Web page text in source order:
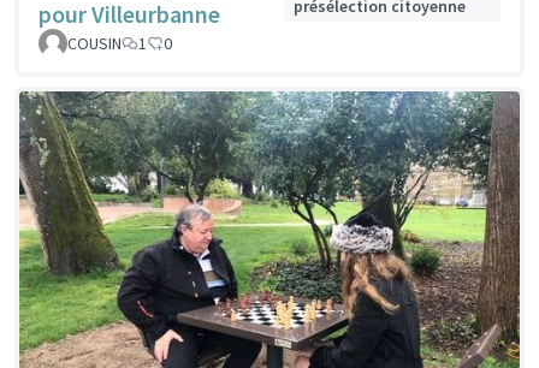
pour Villeurbanne
présélection citoyenne
COUSIN
1 0